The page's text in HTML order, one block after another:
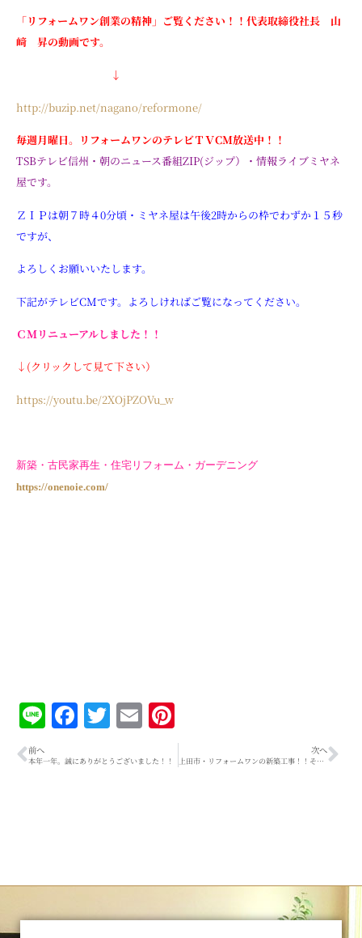
「リフォームワン創業の精神」ご覧ください！！代表取締役社長 山
﨑 昇の動画です。
↓
http://buzip.net/nagano/reformone/
毎週月曜日。リフォームワンのテレビＴＶCM放送中！！
TSBテレビ信州・朝のニュース番組ZIP(ジップ）・情報ライブミヤネ
屋です。
ＺＩＰは朝７時４0分頃・ミヤネ屋は午後2時からの枠でわずか１５秒
ですが、
よろしくお願いいたします。
下記がテレビCMです。よろしければご覧になってください。
ＣＭリニューアルしました！！
↓(クリックして見て下さい）
https://youtu.be/2XOjPZOVu_w
新築・古民家再生・住宅リフォーム・ガーデニング
https://onenoie.com/
LineFacebook
Twitter
Email
前へ
本年一年。誠にありがとうございました！！
次へ
上田市・リフォームワンの新築工事！！その②